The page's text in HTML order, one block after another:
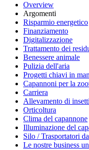
Overview
Argomenti
Risparmio energetico
Finanziamento
Digitalizzazione
Trattamento dei
Benessere animale
Pulizia dell'aria
Progetti chiavi in
Capannoni per la
Carriera
Allevamento di insetti
Orticoltura
Clima del capannone
Illuminazione del
Silo / Trasportatori
Le nostre business